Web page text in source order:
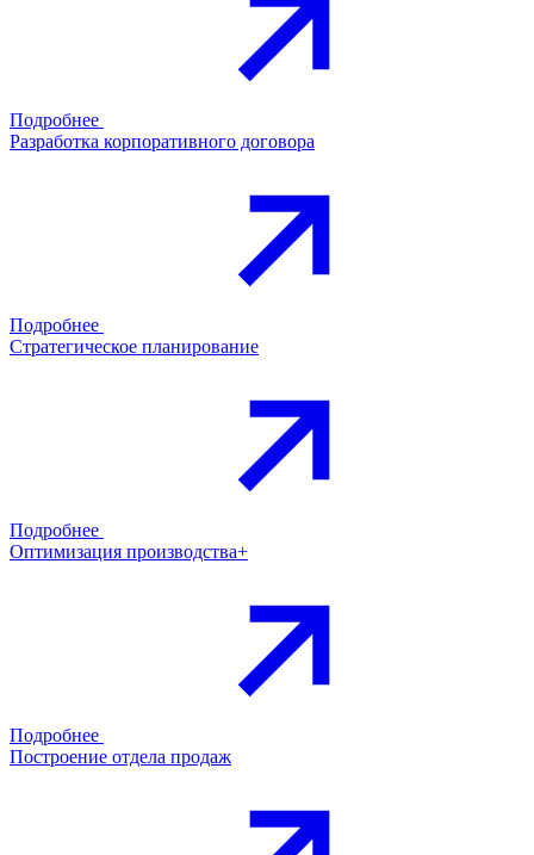
Подробнее
Разработка корпоративного договора
Подробнее
Стратегическое планирование
Подробнее
Оптимизация производства+
Подробнее
Построение отдела продаж